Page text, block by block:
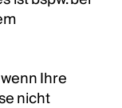
Ihre
nicht